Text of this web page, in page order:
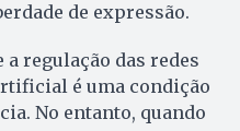
de expressão.
regulação das redes
é uma condição
No entanto, quando